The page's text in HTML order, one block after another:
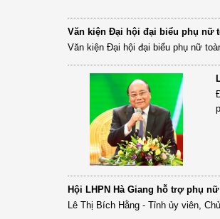
Văn kiện Đại hội đại biểu phụ nữ
Văn kiện Đại hội đại biểu phụ nữ
Hội LHPN Hà Giang hỗ trợ phụ
Lê Thị Bích Hằng - Tỉnh ủy viên,